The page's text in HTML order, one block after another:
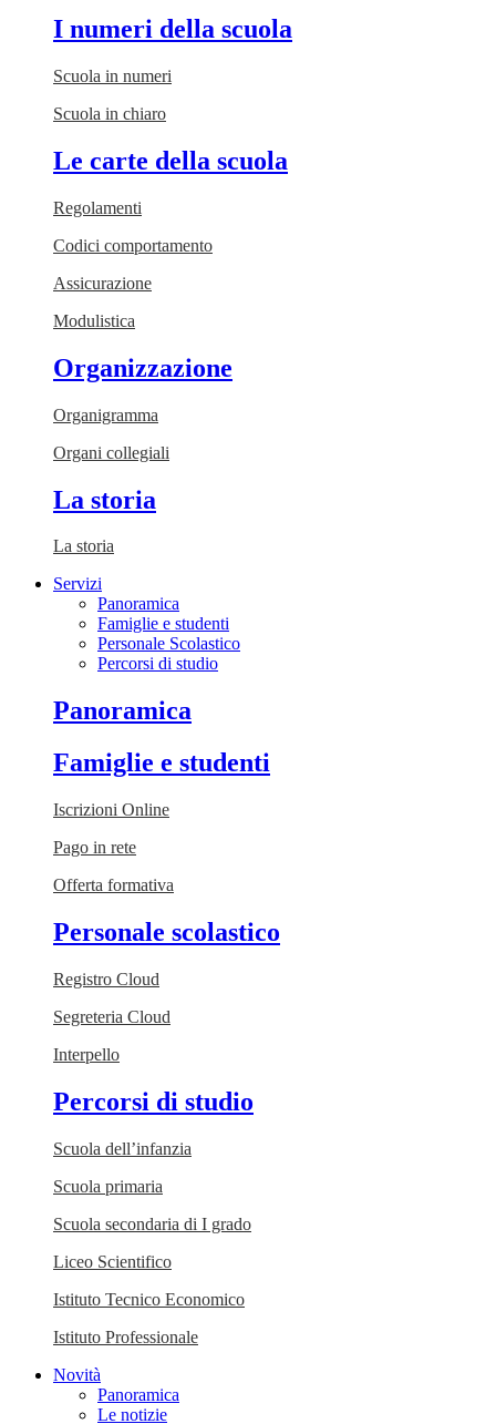
I numeri della scuola
Scuola in numeri
Scuola in chiaro
Le carte della scuola
Regolamenti
Codici comportamento
Assicurazione
Modulistica
Organizzazione
Organigramma
Organi collegiali
La storia
La storia
Servizi
Panoramica
Famiglie e studenti
Personale Scolastico
Percorsi di studio
Panoramica
Famiglie e studenti
Iscrizioni Online
Pago in rete
Offerta formativa
Personale scolastico
Registro Cloud
Segreteria Cloud
Interpello
Percorsi di studio
Scuola dell’infanzia
Scuola primaria
Scuola secondaria di I grado
Liceo Scientifico
Istituto Tecnico Economico
Istituto Professionale
Novità
Panoramica
Le notizie